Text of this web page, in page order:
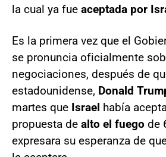
la cual ya fue aceptada por
Es la primera vez que el
se pronuncia oficialmente
negociaciones, después de
estadounidense, Donald
martes que Israel había
propuesta de alto el fuego de
expresara su esperanza de